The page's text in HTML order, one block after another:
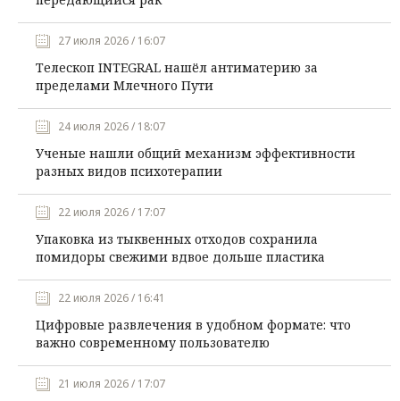
27 июля 2026 / 16:07
Телескоп INTEGRAL нашёл антиматерию за
пределами Млечного Пути
24 июля 2026 / 18:07
Ученые нашли общий механизм эффективности
разных видов психотерапии
22 июля 2026 / 17:07
Упаковка из тыквенных отходов сохранила
помидоры свежими вдвое дольше пластика
22 июля 2026 / 16:41
Цифровые развлечения в удобном формате: что
важно современному пользователю
21 июля 2026 / 17:07